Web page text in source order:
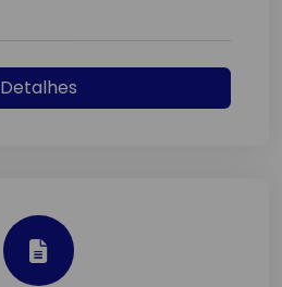
Detalhes